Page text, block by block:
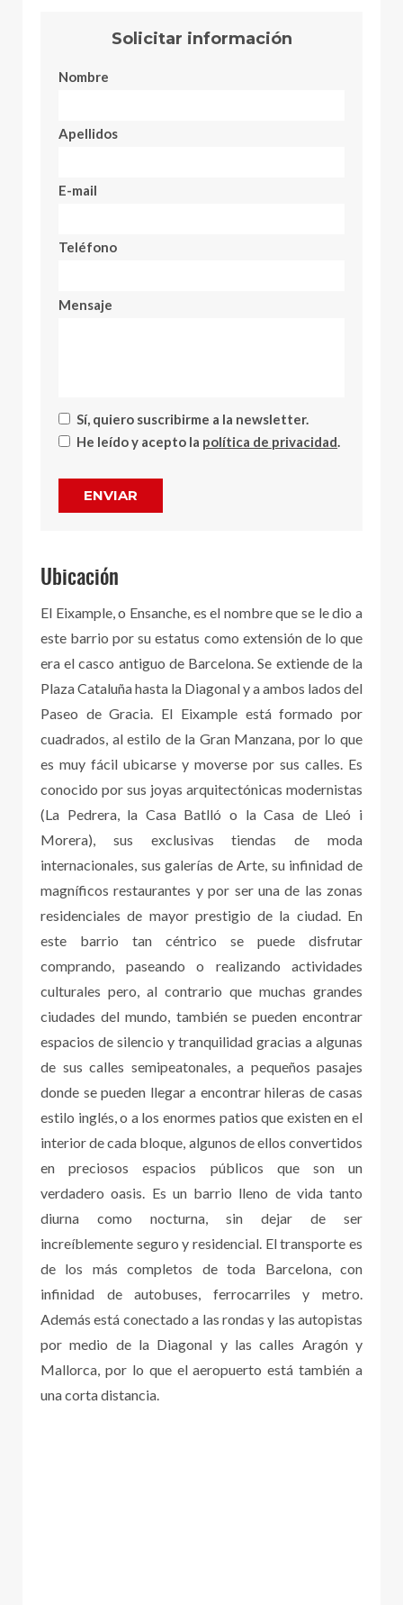
Solicitar información
Nombre
Apellidos
E-mail
Teléfono
Mensaje
Sí, quiero suscribirme a la newsletter.
He leído y acepto la política de privacidad.
ENVIAR
Ubicación
El Eixample, o Ensanche, es el nombre que se le dio a
este barrio por su estatus como extensión de lo que
era el casco antiguo de Barcelona. Se extiende de la
Plaza Cataluña hasta la Diagonal y a ambos lados del
Paseo de Gracia. El Eixample está formado por
cuadrados, al estilo de la Gran Manzana, por lo que
es muy fácil ubicarse y moverse por sus calles. Es
conocido por sus joyas arquitectónicas modernistas
(La Pedrera, la Casa Batlló o la Casa de Lleó i
Morera), sus exclusivas tiendas de moda
internacionales, sus galerías de Arte, su infinidad de
magníficos restaurantes y por ser una de las zonas
residenciales de mayor prestigio de la ciudad. En
este barrio tan céntrico se puede disfrutar
comprando, paseando o realizando actividades
culturales pero, al contrario que muchas grandes
ciudades del mundo, también se pueden encontrar
espacios de silencio y tranquilidad gracias a algunas
de sus calles semipeatonales, a pequeños pasajes
donde se pueden llegar a encontrar hileras de casas
estilo inglés, o a los enormes patios que existen en el
interior de cada bloque, algunos de ellos convertidos
en preciosos espacios públicos que son un
verdadero oasis. Es un barrio lleno de vida tanto
diurna como nocturna, sin dejar de ser
increíblemente seguro y residencial. El transporte es
de los más completos de toda Barcelona, con
infinidad de autobuses, ferrocarriles y metro.
Además está conectado a las rondas y las autopistas
por medio de la Diagonal y las calles Aragón y
Mallorca, por lo que el aeropuerto está también a
una corta distancia.